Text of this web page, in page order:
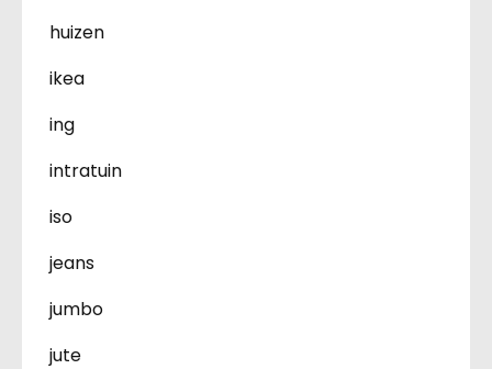
huizen
ikea
ing
intratuin
iso
jeans
jumbo
jute